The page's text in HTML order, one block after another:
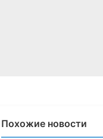
Похожие новости